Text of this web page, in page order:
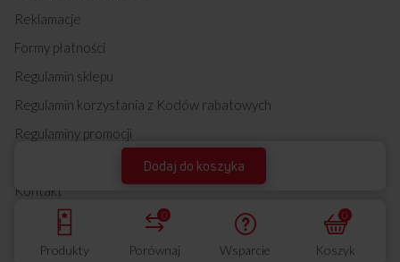
Produkty Porównaj
0
Wsparcie Koszyk
0
Dodaj do koszyka
Reklamacje
Formy płatności
Regulamin sklepu
Regulamin korzystania z Kodów rabatowych
Regulaminy promocji
Kontakt
Wsparcie